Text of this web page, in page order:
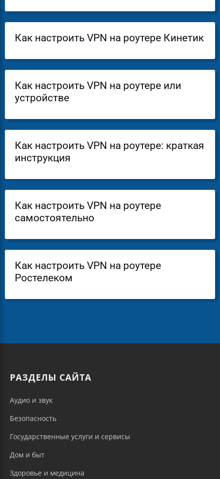
Как настроить VPN на роутере Кинетик
Как настроить VPN на роутере или
устройстве
Как настроить VPN на роутере: краткая
инструкция
Как настроить VPN на роутере
самостоятельно
Как настроить VPN на роутере
Ростелеком
РАЗДЕЛЫ САЙТА
Аудио и звук
Безопасность
Государственные услуги и сервисы
Дом и быт
Здоровье и медицина